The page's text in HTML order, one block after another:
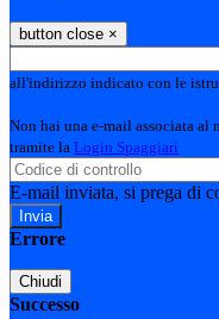
button close ×
all'indirizzo indicato con le
Non hai una e-mail associata al
tramite la Login Spaggiari
E-mail inviata, si prega di
Errore
Chiudi
Successo